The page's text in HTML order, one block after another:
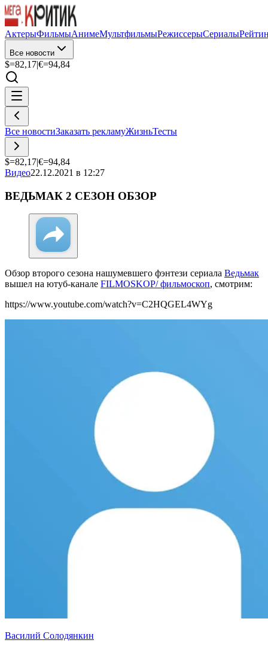
АктерыФильмыАнимеМультфильмыРежиссерыСериалы
Все новости
$=82,17|€=94,84
Все новостиЗаказать рекламуЖизньТесты
$=82,17|€=94,84
Видео22.12.2021 в 12:27
ВЕДЬМАК 2 СЕЗОН ОБЗОР
Обзор второго сезона нашумевшего фэнтези сериала Ведьмак
вышел на ютуб-канале FILMOSKOP/ фильмоскоп, смотрим:
https://www.youtube.com/watch?v=C2HQGEL4WYg
Василий Солодянкин